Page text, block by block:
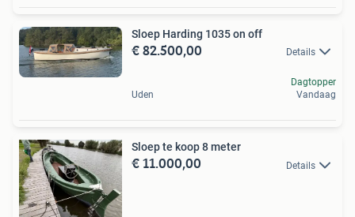
Sloep Harding 1035 on off
€ 82.500,00 Details
Uden
Dagtopper
Vandaag
Sloep te koop 8 meter
€ 11.000,00 Details